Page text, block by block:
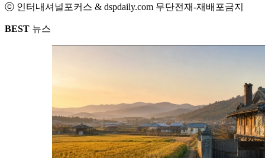
ⓒ 인터내셔널포커스 & dspdaily.com 무단전재-재배포금지
BEST 뉴스